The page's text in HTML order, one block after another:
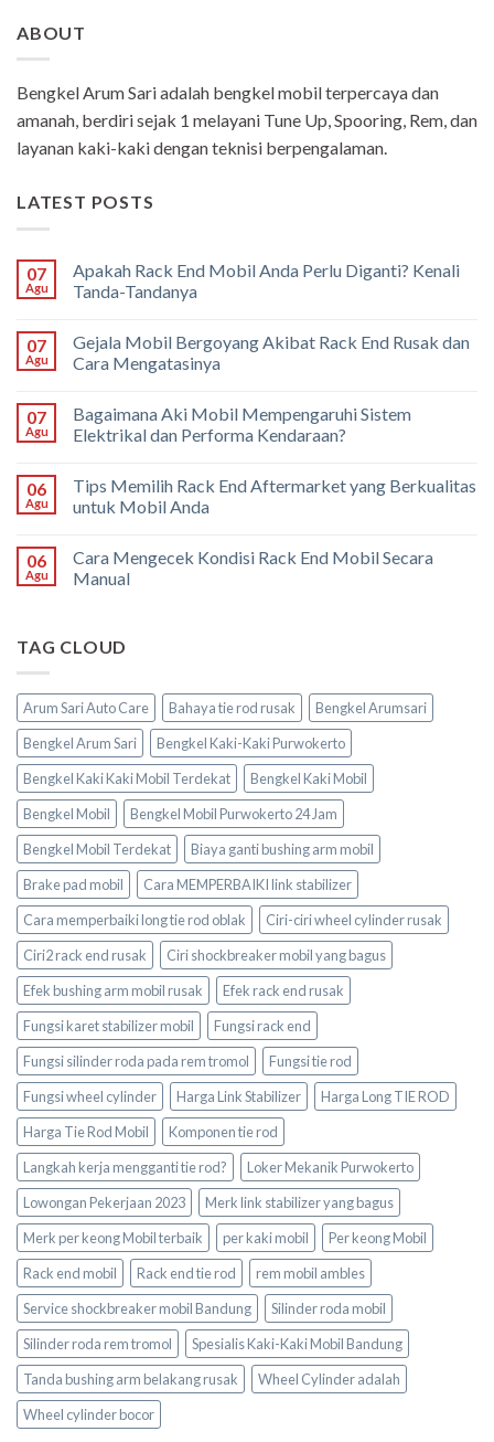
ABOUT
Bengkel Arum Sari adalah bengkel mobil terpercaya dan
amanah, berdiri sejak 1 melayani Tune Up, Spooring, Rem, dan
layanan kaki-kaki dengan teknisi berpengalaman.
LATEST POSTS
07
Agu
Apakah Rack End Mobil Anda Perlu Diganti? Kenali
Tanda-Tandanya
07
Agu
Gejala Mobil Bergoyang Akibat Rack End Rusak dan
Cara Mengatasinya
07
Agu
Bagaimana Aki Mobil Mempengaruhi Sistem
Elektrikal dan Performa Kendaraan?
06
Agu
Tips Memilih Rack End Aftermarket yang Berkualitas
untuk Mobil Anda
06
Agu
Cara Mengecek Kondisi Rack End Mobil Secara
Manual
TAG CLOUD
Arum Sari Auto Care Bahaya tie rod rusak
Bengkel Arumsari
Bengkel Arum Sari
Bengkel Kaki-Kaki Purwokerto
Bengkel Kaki Kaki Mobil Terdekat
Bengkel Kaki Mobil
Bengkel Mobil
Bengkel Mobil Purwokerto 24 Jam
Bengkel Mobil Terdekat
Biaya ganti bushing arm mobil
Brake pad mobil
Cara MEMPERBAIKI link stabilizer
Cara memperbaiki long tie rod oblak
Ciri-ciri wheel cylinder rusak
Ciri2 rack end rusak
Ciri shockbreaker mobil yang bagus
Efek bushing arm mobil rusak
Efek rack end rusak
Fungsi karet stabilizer mobil
Fungsi rack end
Fungsi silinder roda pada rem tromol
Fungsi tie rod
Fungsi wheel cylinder
Harga Link Stabilizer
Harga Long TIE ROD
Harga Tie Rod Mobil
Komponen tie rod
Langkah kerja mengganti tie rod?
Loker Mekanik Purwokerto
Lowongan Pekerjaan 2023
Merk link stabilizer yang bagus
Merk per keong Mobil terbaik
per kaki mobil
Per keong Mobil
Rack end mobil
Rack end tie rod
rem mobil ambles
Service shockbreaker mobil Bandung
Silinder roda mobil
Silinder roda rem tromol
Spesialis Kaki-Kaki Mobil Bandung
Tanda bushing arm belakang rusak
Wheel Cylinder adalah
Wheel cylinder bocor